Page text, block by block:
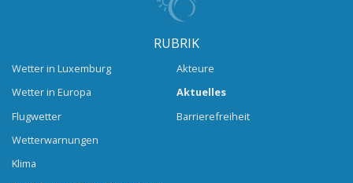
RUBRIK
Wetter in Luxemburg
Wetter in Europa
Flugwetter
Wetterwarnungen
Klima
Akteure
Aktuelles
Barrierefreiheit